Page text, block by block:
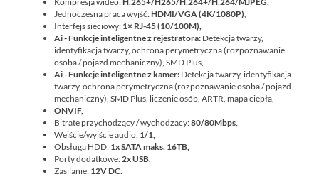
Jednoczesna praca wyjść:HDMI/VGA (4K/1080P),
Interfejs sieciowy: 1× RJ-45 (10/100M),
Ai - Funkcje inteligentne z rejestratora: Detekcja twarzy,
identyfikacja twarzy, ochrona perymetryczna (rozpoznawanie
osoba / pojazd mechaniczny), SMD Plus,
Ai - Funkcje inteligentne z kamer: Detekcja twarzy, identyfikacja
twarzy, ochrona perymetryczna (rozpoznawanie osoba / pojazd
mechaniczny), SMD Plus, liczenie osób, ARTR, mapa ciepła,
ONVIF,
Bitrate przychodzący / wychodzacy:80/80Mbps,
Wejście/wyjście audio: 1/1,
Obsługa HDD: 1x SATAmaks. 16TB,
Porty dodatkowe:2x USB,
Zasilanie: 12V DC.